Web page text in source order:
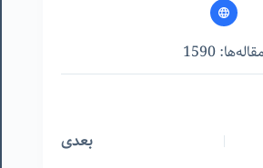
مقاله‌ها: 1590
بعدی